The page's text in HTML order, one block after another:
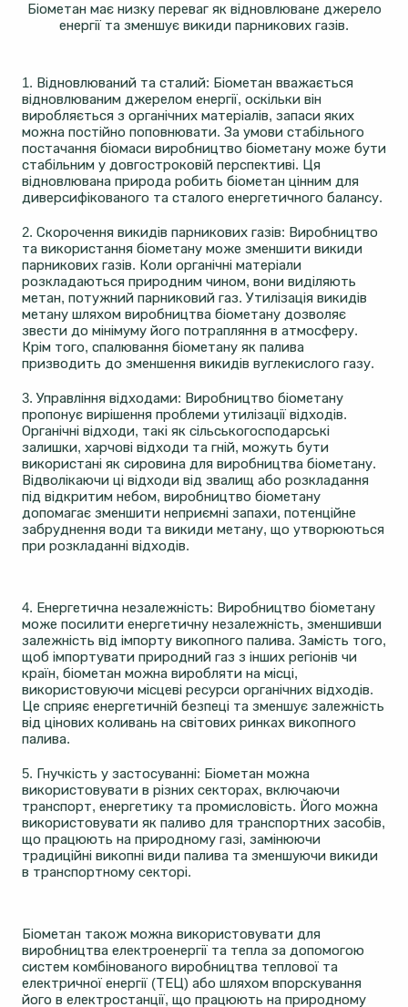
Біометан має низку переваг як відновлюване джерело
енергії та зменшує викиди парникових газів.
1. Відновлюваний та сталий: Біометан вважається
відновлюваним джерелом енергії, оскільки він
виробляється з органічних матеріалів, запаси яких
можна постійно поповнювати. За умови стабільного
постачання біомаси виробництво біометану може бути
стабільним у довгостроковій перспективі. Ця
відновлювана природа робить біометан цінним для
диверсифікованого та сталого енергетичного балансу.
2. Скорочення викидів парникових газів: Виробництво
та використання біометану може зменшити викиди
парникових газів. Коли органічні матеріали
розкладаються природним чином, вони виділяють
метан, потужний парниковий газ. Утилізація викидів
метану шляхом виробництва біометану дозволяє
звести до мінімуму його потрапляння в атмосферу.
Крім того, спалювання біометану як палива
призводить до зменшення викидів вуглекислого газу.
3. Управління відходами: Виробництво біометану
пропонує вирішення проблеми утилізації відходів.
Органічні відходи, такі як сільськогосподарські
залишки, харчові відходи та гній, можуть бути
використані як сировина для виробництва біометану.
Відволікаючи ці відходи від звалищ або розкладання
під відкритим небом, виробництво біометану
допомагає зменшити неприємні запахи, потенційне
забруднення води та викиди метану, що утворюються
при розкладанні відходів.
4. Енергетична незалежність: Виробництво біометану
може посилити енергетичну незалежність, зменшивши
залежність від імпорту викопного палива. Замість того,
щоб імпортувати природний газ з інших регіонів чи
країн, біометан можна виробляти на місці,
використовуючи місцеві ресурси органічних відходів.
Це сприяє енергетичній безпеці та зменшує залежність
від цінових коливань на світових ринках викопного
палива.
5. Гнучкість у застосуванні: Біометан можна
використовувати в різних секторах, включаючи
транспорт, енергетику та промисловість. Його можна
використовувати як паливо для транспортних засобів,
що працюють на природному газі, замінюючи
традиційні викопні види палива та зменшуючи викиди
в транспортному секторі.
Біометан також можна використовувати для
виробництва електроенергії та тепла за допомогою
систем комбінованого виробництва теплової та
електричної енергії (ТЕЦ) або шляхом впорскування
його в електростанції, що працюють на природному